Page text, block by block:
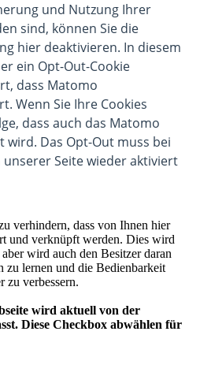
und Nutzung Ihrer
sind, können Sie die
hier deaktivieren. In diesem
ein Opt-Out-Cookie
dass Matomo
Wenn Sie Ihre Cookies
dass auch das Matomo
wird. Das Opt-Out muss bei
Seite wieder aktiviert